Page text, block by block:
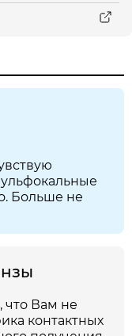
Больше не
Вам не
контактных